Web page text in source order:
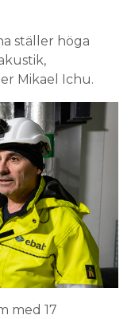
ställer höga
Mikael Ichu.
med 17